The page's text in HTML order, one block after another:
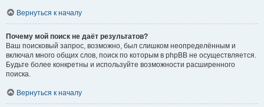
Вернуться к началу
Почему мой поиск не даёт результатов?
Ваш поисковый запрос, возможно, был слишком неопределённым и
включал много общих слов, поиск по которым в phpBB не осуществляется.
Будьте более конкретны и используйте возможности расширенного
поиска.
Вернуться к началу